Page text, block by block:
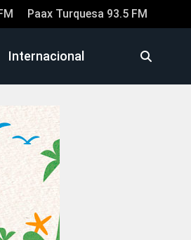
Paax Turquesa 93.5 FM
Internacional